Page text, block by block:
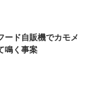
ード自販機でカモメ
鳴く事案